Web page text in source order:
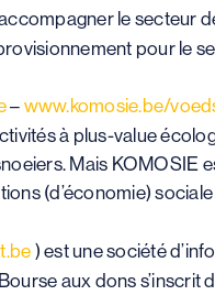
le secteur
pour le
– www.komosie.be/
à plus-value
Mais KOMOSIE
(d’économie)
) est une société
aux dons